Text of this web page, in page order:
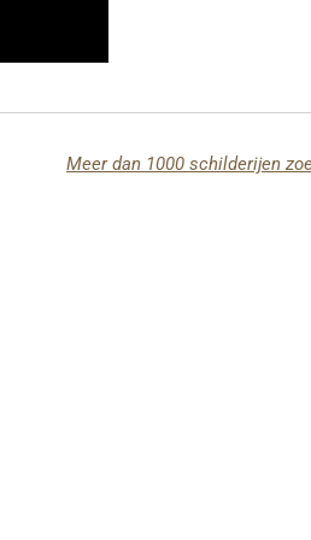
Meer dan 1000 schilderijen